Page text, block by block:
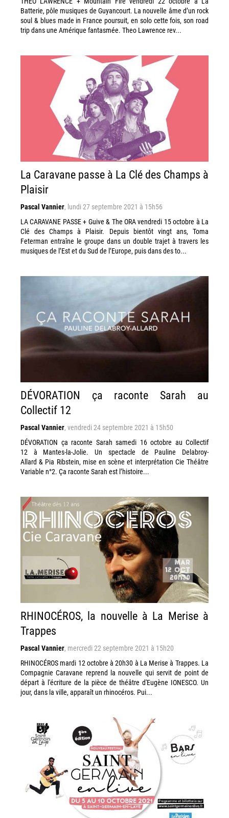
Batterie, pôle musiques de Guyancourt. La nouvelle âme d’un rock
soul & blues made in France poursuit, en solo cette fois, son road
trip dans une Amérique fantasmée. Theo Lawrence rev...
La Caravane passe à La Clé des Champs à
Plaisir
Pascal Vannier, lundi 27 septembre 2021 à 15h56
LA CARAVANE PASSE + Guive & The ORA vendredi 15 octobre à La
Clé des Champs à Plaisir. Depuis bientôt vingt ans, Toma
Feterman entraîne le groupe dans un double trajet à travers les
musiques de l’Est et du Sud de l’Europe, puis dans des to...
DÉVORATION ça raconte Sarah au
Collectif 12
Pascal Vannier, vendredi 24 septembre 2021 à 15h50
DÉVORATION ça raconte Sarah samedi 16 octobre au Collectif
12 à Mantes-la-Jolie. Un spectacle de Pauline Delabroy-
Allard & Pia Ribstein, mise en scène et interprétation Cie Théâtre
Variable n°2. Ça raconte Sarah est l’histoire...
RHINOCÉROS, la nouvelle à La Merise à
Trappes
Pascal Vannier, mercredi 22 septembre 2021 à 15h20
RHINOCÉROS mardi 12 octobre à 20h30 à La Merise à Trappes. La
Compagnie Caravane reprend la nouvelle qui servit de point de
départ à l'écriture de la pièce de théâtre d'Eugène IONESCO. Un
jour, dans la ville, apparaît un rhinocéros. Pui...